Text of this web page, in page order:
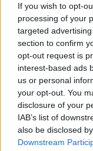
If you wish to opt-
processing of your
targeted
section to confirm
opt-out request is
interest-based ads
us or personal
your opt-out. You
disclosure of your
IAB’s list of
also be disclosed
Downstream
isszák.
A tejtermékek
segített. Ebben
natúr joghurt és